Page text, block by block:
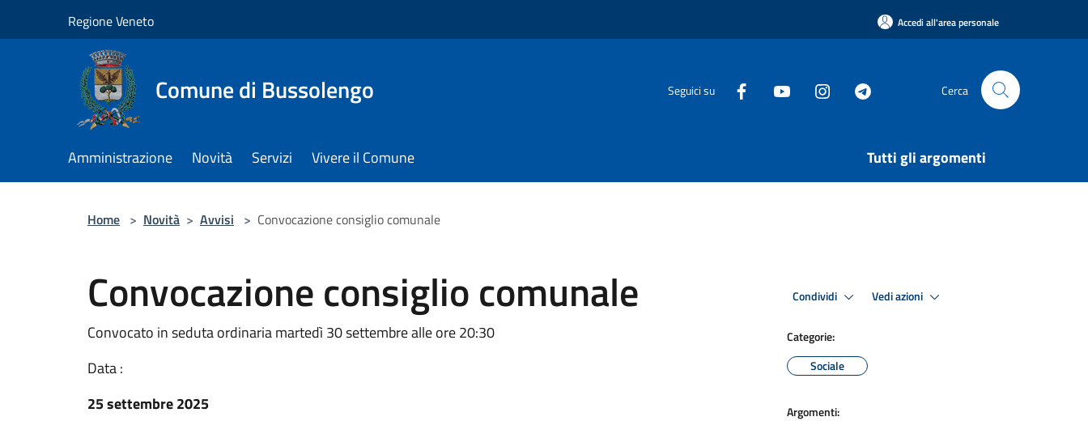
Regione Veneto Accedi all'area personale
Comune di Bussolengo Seguici su Cerca
Amministrazione Novità Servizi Vivere il Comune Tutti gli argomenti
Home > Novità > Avvisi > Convocazione consiglio comunale
Convocazione consiglio comunale
Convocato in seduta ordinaria martedì 30 settembre alle ore 20:30
Data :
25 settembre 2025
Condividi Vedi azioni
Categorie:
Sociale
Argomenti: